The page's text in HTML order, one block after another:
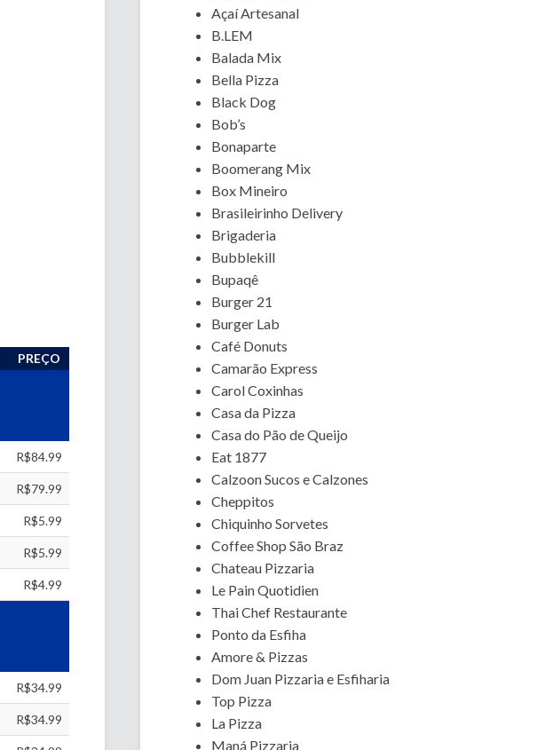
PREÇO
R$84.99
R$79.99
R$5.99
R$5.99
R$4.99
R$34.99
R$34.99
Açaí Artesanal
B.LEM
Balada Mix
Bella Pizza
Black Dog
Bob’s
Bonaparte
Boomerang Mix
Box Mineiro
Brasileirinho Delivery
Brigaderia
Bubblekill
Bupaqê
Burger 21
Burger Lab
Café Donuts
Camarão Express
Carol Coxinhas
Casa da Pizza
Casa do Pão de Queijo
Eat 1877
Calzoon Sucos e Calzones
Cheppitos
Chiquinho Sorvetes
Coffee Shop São Braz
Chateau Pizzaria
Le Pain Quotidien
Thai Chef Restaurante
Ponto da Esfiha
Amore & Pizzas
Dom Juan Pizzaria e Esfiharia
Top Pizza
La Pizza
Maná Pizzaria